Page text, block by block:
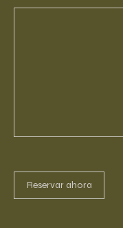
Reservar ahora